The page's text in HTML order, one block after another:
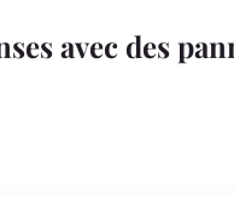
avec des